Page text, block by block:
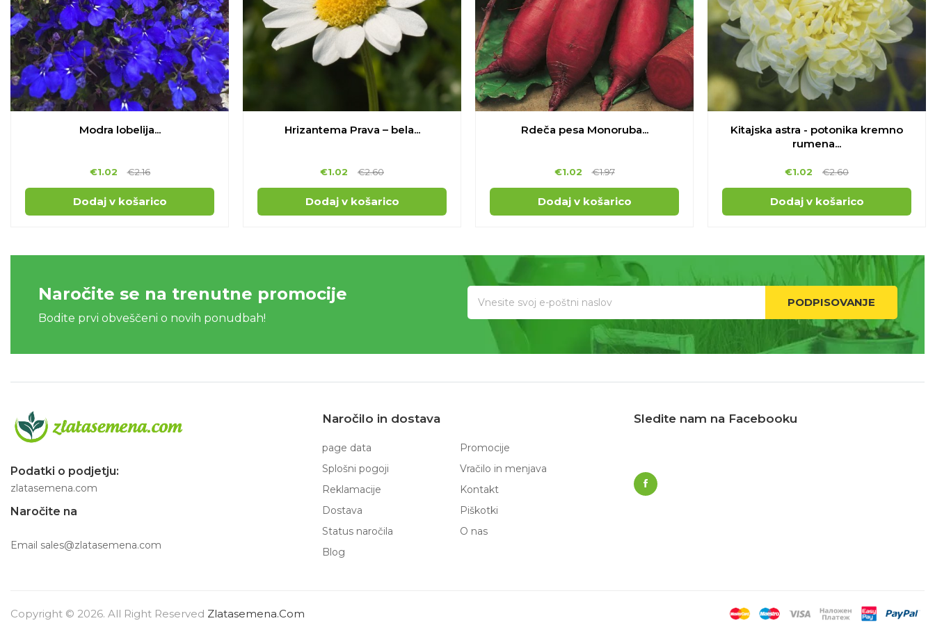
Modra lobelija...
€1.02 €2.16
Dodaj v košarico
Hrizantema Prava – bela...
€1.02 €2.60
Dodaj v košarico
Rdeča pesa Monoruba...
€1.02 €1.97
Dodaj v košarico
Kitajska astra - potonika kremno
rumena...
€1.02 €2.60
Dodaj v košarico
Naročite se na trenutne promocije
Bodite prvi obveščeni o novih ponudbah!
PODPISOVANJE
Podatki o podjetju:
zlatasemena.com
Naročite na
Email sales@zlatasemena.com
Naročilo in dostava
page data
Promocije
Splošni pogoji
Vračilo in menjava
Reklamacije
Kontakt
Dostava
Piškotki
Status naročila
O nas
Blog
Sledite nam na Facebooku
Copyright © 2026. All Right Reserved Zlatasemena.com